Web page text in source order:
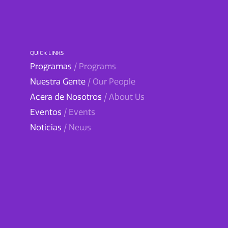
QUICK LINKS
Programas / Programs
Nuestra Gente / Our People
Acera de Nosotros / About Us
Eventos / Events
Noticias / News